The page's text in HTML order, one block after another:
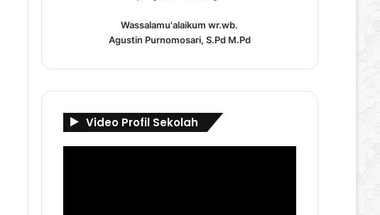
Wassalamu'alaikum wr.wb.
Agustin Purnomosari, S.Pd M.Pd
Video Profil Sekolah